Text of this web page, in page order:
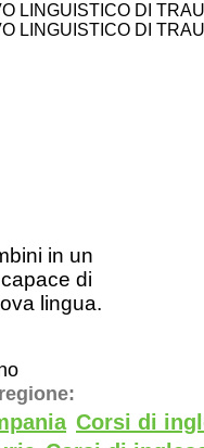
LINGUISTICO DI
LINGUISTICO DI
in un
di
lingua.
Corsi di